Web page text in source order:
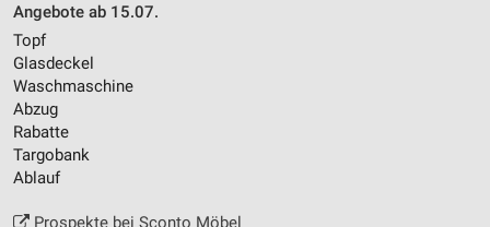
Angebote ab 15.07.
Topf
Glasdeckel
Waschmaschine
Abzug
Rabatte
Targobank
Ablauf
Prospekte bei Sconto Möbel